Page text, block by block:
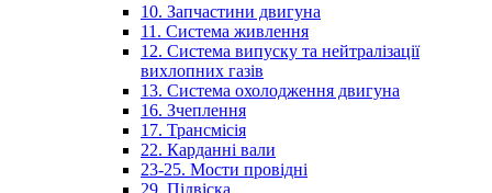
10. Запчастини двигуна
11. Система живлення
12. Система випуску та нейтралізації
вихлопних газів
13. Система охолодження двигуна
16. Зчеплення
17. Трансмісія
22. Карданні вали
23-25. Мости провідні
29. Підвіска